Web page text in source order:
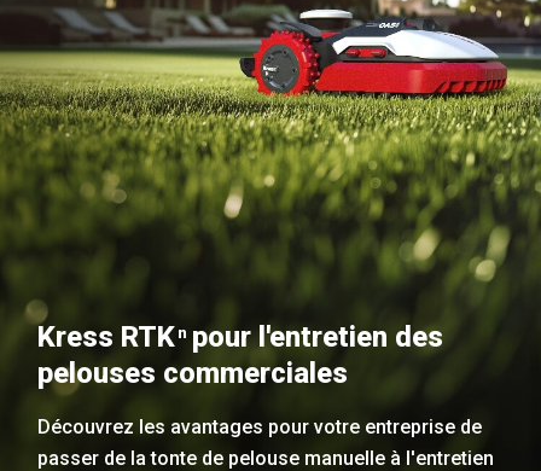
Kress RTK npour l'entretien des
pelouses commerciales
Découvrez les avantages pour votre entreprise de
passer de la tonte de pelouse manuelle à l'entretien